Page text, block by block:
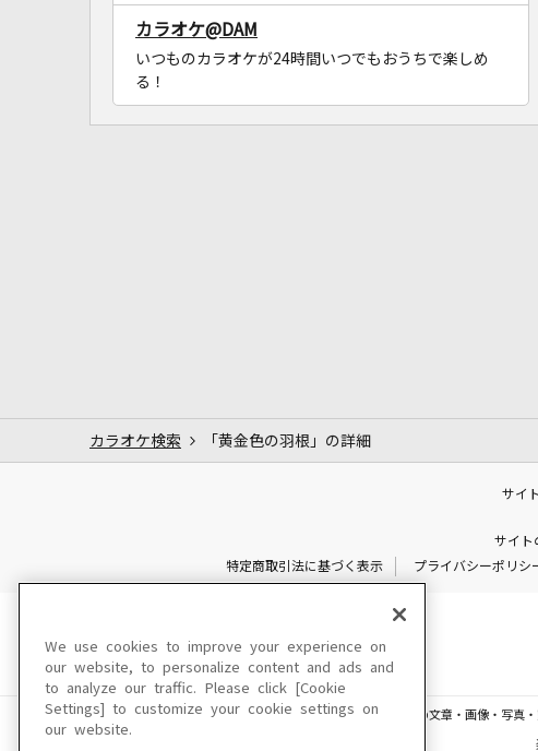
カラオケ@DAM
いつものカラオケが24時間いつでもおうちで楽しめ
る！
カラオケ検索 「黄金色の羽根」の詳細
サイ
サイト
特定商取引法に基づく表示
プライバシーポリシ
このサイトに掲載されている一切の文章・画像・写真
We use cookies to improve your experience on
our website, to personalize content and ads and
to analyze our traffic. Please click [Cookie
Settings] to customize your cookie settings on
our website.